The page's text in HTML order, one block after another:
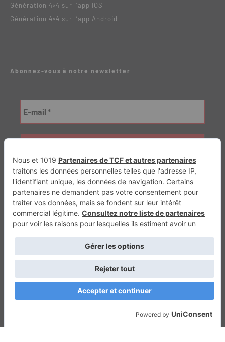
Génération 4×4 sur l’app IOS
Génération 4×4 sur l’app Android
Abonnez-vous à notre newsletter
Génération Electrique Génération Sans Permis VTTAE.fr FullAttack
Retour en haut